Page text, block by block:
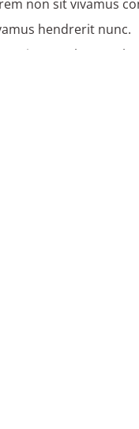
non sit vivamus
hendrerit nunc.
ipsum pharetra